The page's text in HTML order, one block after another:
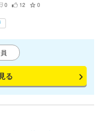
集しております！ ※契約済
間請) ・電気工事(照明器具
換/新設センサーライト設
都三県】【新潟県】【栃
紹介になりますので施工
／洗面化粧台／ガスコンロ/
ど） ※契約済みの方のご紹
す。 募集エリア：【一都三
グ (募集エリア：北海道：
名寄市、士別市、新ひだ
・岐阜県) ・ホームセンタ
0 12 0
る